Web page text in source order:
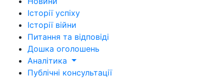
Історії успіху
Історії війни
Питання та відповіді
Дошка оголошень
Аналітика
Публічні консультації